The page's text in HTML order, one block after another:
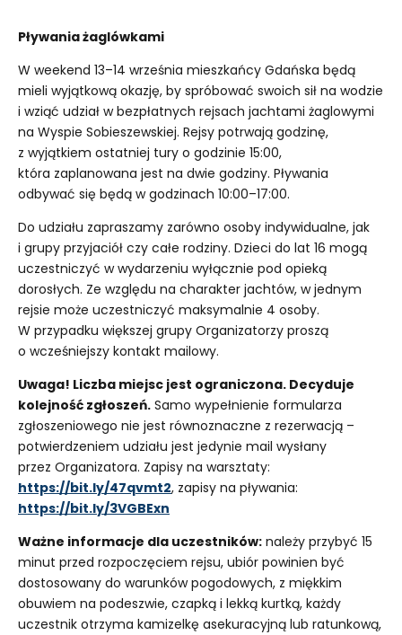
Pływania żaglówkami
W weekend 13–14 września mieszkańcy Gdańska będą
mieli wyjątkową okazję, by spróbować swoich sił na wodzie
i wziąć udział w bezpłatnych rejsach jachtami żaglowymi
na Wyspie Sobieszewskiej. Rejsy potrwają godzinę,
z wyjątkiem ostatniej tury o godzinie 15:00,
która zaplanowana jest na dwie godziny. Pływania
odbywać się będą w godzinach 10:00–17:00.
Do udziału zapraszamy zarówno osoby indywidualne, jak
i grupy przyjaciół czy całe rodziny. Dzieci do lat 16 mogą
uczestniczyć w wydarzeniu wyłącznie pod opieką
dorosłych. Ze względu na charakter jachtów, w jednym
rejsie może uczestniczyć maksymalnie 4 osoby.
W przypadku większej grupy Organizatorzy proszą
o wcześniejszy kontakt mailowy.
Uwaga! Liczba miejsc jest ograniczona. Decyduje
kolejność zgłoszeń. Samo wypełnienie formularza
zgłoszeniowego nie jest równoznaczne z rezerwacją –
potwierdzeniem udziału jest jedynie mail wysłany
przez Organizatora. Zapisy na warsztaty:
https://bit.ly/47qvmt2, zapisy na pływania:
https://bit.ly/3VGBExn
Ważne informacje dla uczestników: należy przybyć 15
minut przed rozpoczęciem rejsu, ubiór powinien być
dostosowany do warunków pogodowych, z miękkim
obuwiem na podeszwie, czapką i lekką kurtką, każdy
uczestnik otrzyma kamizelkę asekuracyjną lub ratunkową,